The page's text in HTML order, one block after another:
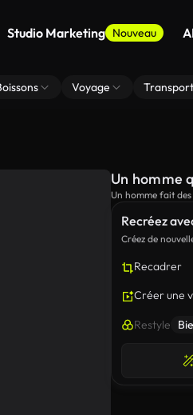
Studio Marketing Nouveau
Voyage
Recréez
Créez de
Recadrer
Créer une
Restyle
Un homme
Un homme fait